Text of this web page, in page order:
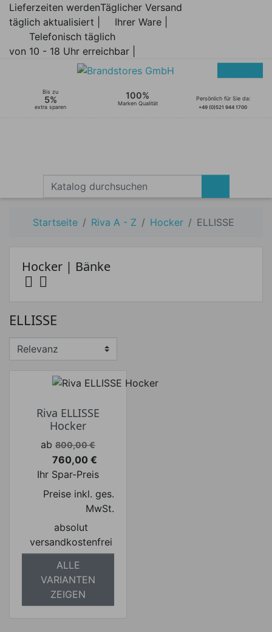
Lieferzeiten werden
täglich aktualisiert |
Täglicher Versand
Ihrer Ware |
Telefonisch täglich
von 10 - 18 Uhr erreichbar |
Bis zu
5%
extra sparen
100%
Marken Qualität
Persönlich für Sie da:
+49 (0)521 944 1700
Startseite Riva A - Z Hocker ELLISSE
Preis
Preis von
€
Hocker | Bänke
 
ELLISSE
Riva ELLISSE
Hocker
Verkaufspreis
ab 800,00 €
Preis
760,00 €
Ihr Spar-Preis
Preise inkl. ges.
MwSt.
absolut
versandkostenfrei
ALLE
VARIANTEN
ZEIGEN